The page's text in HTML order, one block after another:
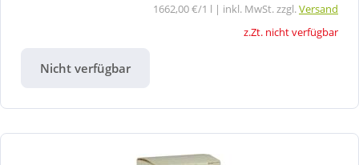
1662,00 €/1 l | inkl. MwSt. zzgl.Versand
z.Zt. nicht verfügbar
Nicht verfügbar